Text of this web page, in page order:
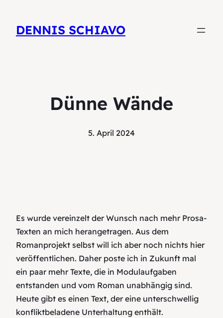
DENNIS SCHIAVO
Dünne Wände
5. April 2024
Es wurde vereinzelt der Wunsch nach mehr Prosa-
Texten an mich herangetragen. Aus dem
Romanprojekt selbst will ich aber noch nichts hier
veröffentlichen. Daher poste ich in Zukunft mal
ein paar mehr Texte, die in Modulaufgaben
entstanden und vom Roman unabhängig sind.
Heute gibt es einen Text, der eine unterschwellig
konfliktbeladene Unterhaltung enthält.